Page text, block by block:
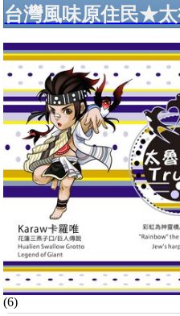
台灣風味原住民★
(6)